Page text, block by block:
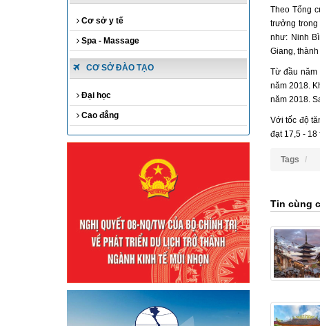
Cơ sở y tế
Spa - Massage
CƠ SỞ ĐÀO TẠO
Đại học
Cao đẳng
Theo Tổng
trưởng
như: Ninh
Giang,
Từ đầu năm
năm 2018.
năm 2018.
Với tốc độ
đạt 17,5 -
Tags
Tin cùng